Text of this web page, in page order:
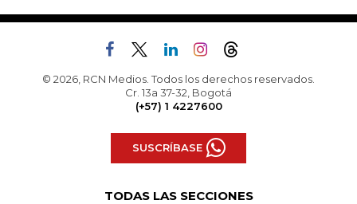
© 2026, RCN Medios. Todos los derechos reservados.
Cr. 13a 37-32, Bogotá
(+57) 1 4227600
SUSCRÍBASE
TODAS LAS SECCIONES